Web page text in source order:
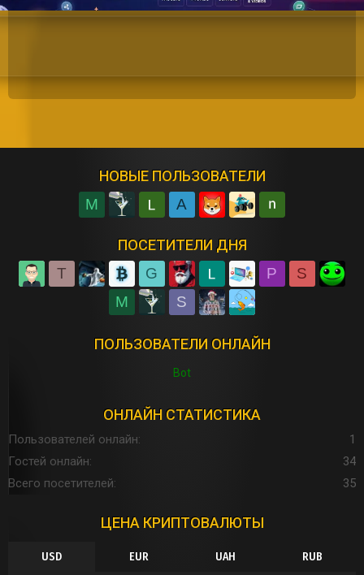
НОВЫЕ ПОЛЬЗОВАТЕЛИ
M A
ПОСЕТИТЕЛИ ДНЯ
T G P
S
M
S
ПОЛЬЗОВАТЕЛИ ОНЛАЙН
Bot
ОНЛАЙН СТАТИСТИКА
Пользователей онлайн
1
Гостей онлайн
34
Всего посетителей
35
ЦЕНА КРИПТОВАЛЮТЫ
USD EUR UAH RUB